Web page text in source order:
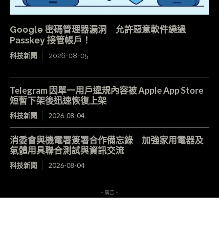
Google 密碼管理器漏洞 允許惡意軟件繞過
Passkey 接管帳戶！
科技新聞 2026-08-05
Telegram 因單一用戶違規內容被 Apple App Store
短暫下架後迅速恢復上架
科技新聞 2026-08-04
消委會與機電署簽署合作備忘錄 加強家用電器及
氣體用具聯合測試與資訊交流
科技新聞 2026-08-04
- 廣告 -